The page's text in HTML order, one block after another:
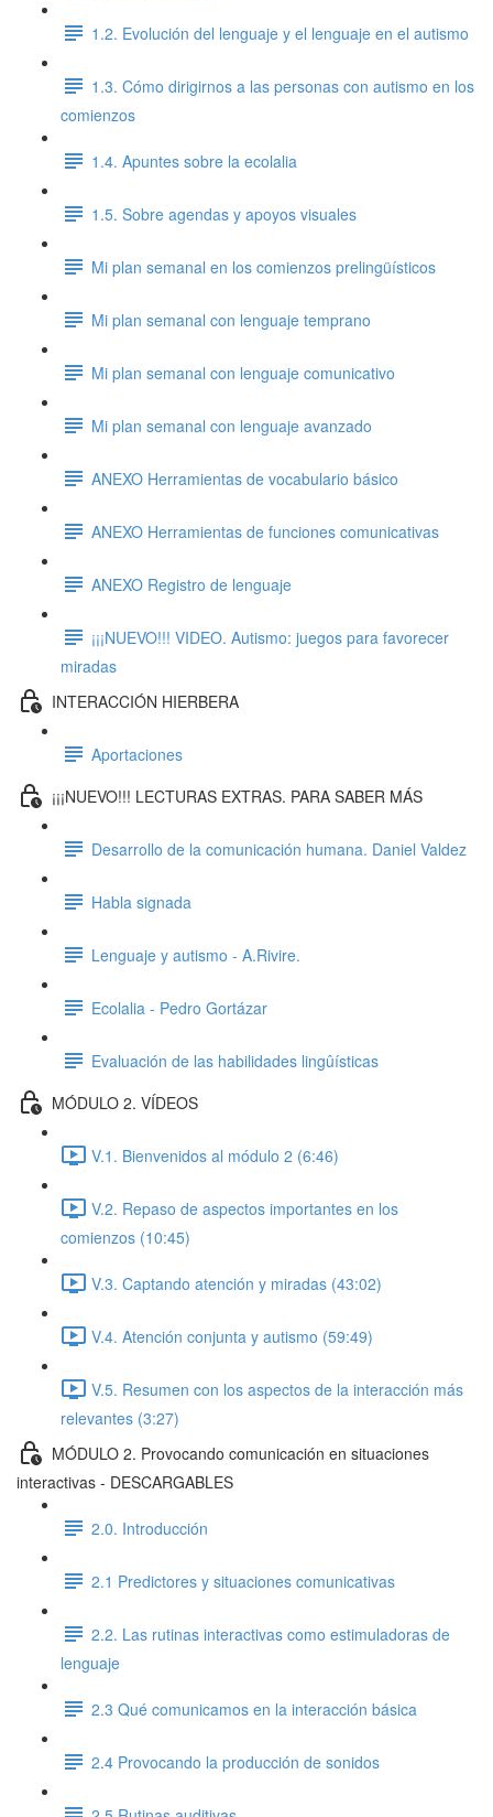
1.2. Evolución del lenguaje y el lenguaje en el autismo
1.3. Cómo dirigirnos a las personas con autismo en los
comienzos
1.4. Apuntes sobre la ecolalia
1.5. Sobre agendas y apoyos visuales
Mi plan semanal en los comienzos prelingüísticos
Mi plan semanal con lenguaje temprano
Mi plan semanal con lenguaje comunicativo
Mi plan semanal con lenguaje avanzado
ANEXO Herramientas de vocabulario básico
ANEXO Herramientas de funciones comunicativas
ANEXO Registro de lenguaje
¡¡¡NUEVO!!! VIDEO. Autismo: juegos para favorecer
miradas
INTERACCIÓN HIERBERA
Aportaciones
¡¡¡NUEVO!!! LECTURAS EXTRAS. PARA SABER MÁS
Desarrollo de la comunicación humana. Daniel Valdez
Habla signada
Lenguaje y autismo - A.Rivire.
Ecolalia - Pedro Gortázar
Evaluación de las habilidades lingûísticas
MÓDULO 2. VÍDEOS
V.1. Bienvenidos al módulo 2 (6:46)
V.2. Repaso de aspectos importantes en los
comienzos (10:45)
V.3. Captando atención y miradas (43:02)
V.4. Atención conjunta y autismo (59:49)
V.5. Resumen con los aspectos de la interacción más
relevantes (3:27)
MÓDULO 2. Provocando comunicación en situaciones
interactivas - DESCARGABLES
2.0. Introducción
2.1 Predictores y situaciones comunicativas
2.2. Las rutinas interactivas como estimuladoras de
lenguaje
2.3 Qué comunicamos en la interacción básica
2.4 Provocando la producción de sonidos